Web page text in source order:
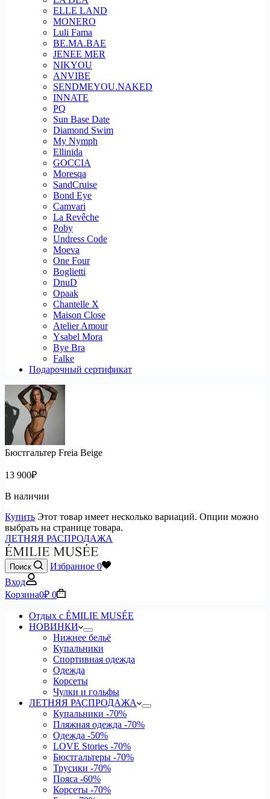
ELLE LAND
MONERO
Luli Fama
BE.MA.BAE
JENEE MER
NIKYOU
ANVIBE
SENDMEYOU.NAKED
INNATE
PQ
Sun Base Date
Diamond Swim
My Nymph
Ellinida
GOCCIA
Moresqa
SandCruise
Bond Eye
Camvari
La Revêche
Poby
Undress Code
Moeva
One Four
Boglietti
DnuD
Opaak
Chantelle X
Maison Close
Atelier Amour
Ysabel Mora
Bye Bra
Falke
Подарочный сертификат
Бюстгальтер Freia Beige
13 900₽
В наличии
Купить Этот товар имеет несколько вариаций. Опции можно
выбрать на странице товара.
ЛЕТНЯЯ РАСПРОДАЖА
Поиск Избранное 0
Вход
Корзина0₽ 0
Отдых с ÉMILIE MUSÉE
НОВИНКИ
Нижнее бельё
Купальники
Спортивная одежда
Одежда
Корсеты
Чулки и гольфы
ЛЕТНЯЯ РАСПРОДАЖА
Купальники -70%
Пляжная одежда -70%
Одежда -50%
LOVE Stories -70%
Бюстгальтеры -70%
Трусики -70%
Пояса -60%
Корсеты -70%